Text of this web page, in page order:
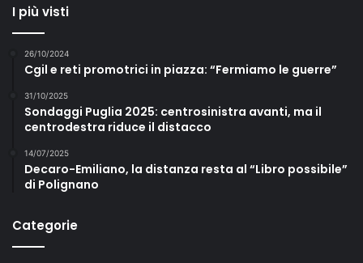
I più visti
26/10/2024
Cgil e reti promotrici in piazza: “Fermiamo le guerre”
31/10/2025
Sondaggi Puglia 2025: centrosinistra avanti, ma il
centrodestra riduce il distacco
14/07/2025
Decaro-Emiliano, la distanza resta al “Libro possibile”
di Polignano
Categorie